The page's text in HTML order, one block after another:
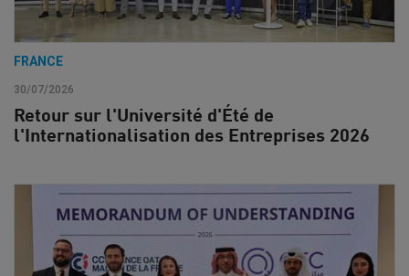
FRANCE
30/07/2026
Retour sur l'Université d'Été de
l'Internationalisation des Entreprises 2026